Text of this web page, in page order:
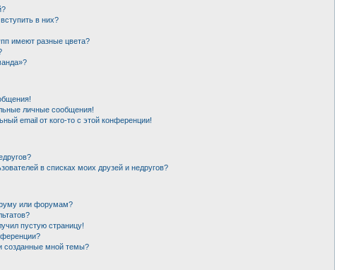
в них?
имеют разные цвета?
личные сообщения!
email от кого-то с этой конференции!
в списках моих друзей и недругов?
или форумам?
пустую страницу!
созданные мной темы?